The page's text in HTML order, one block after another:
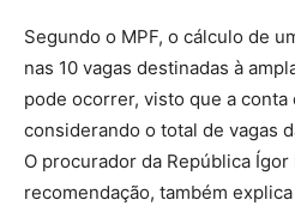
Segundo o MPF, o cálculo de
nas 10 vagas destinadas à
pode ocorrer, visto que a
considerando o total de vagas
O procurador da República
recomendação, também